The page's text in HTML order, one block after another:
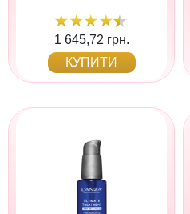
1 645,72 грн.
КУПИТИ